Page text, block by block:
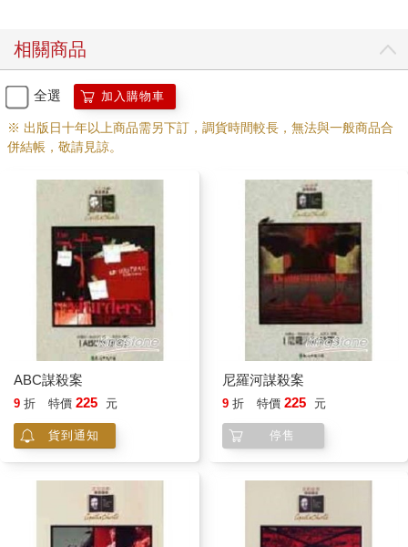
相關商品
全選 加入購物車
※ 出版日十年以上商品需另下訂，調貨時間較長，無法與一般商品合
併結帳，敬請見諒。
ABC謀殺案
9 折 特價 225 元
貨到通知
尼羅河謀殺案
9 折 特價 225 元
停售